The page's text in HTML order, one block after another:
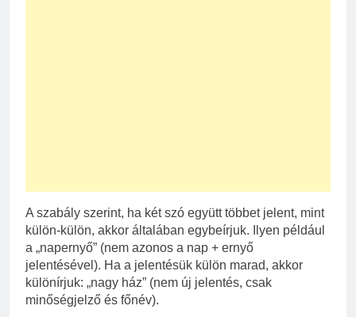
A szabály szerint, ha két szó együtt többet jelent, mint
külön-külön, akkor általában egybeírjuk. Ilyen például
a „napernyő” (nem azonos a nap + ernyő
jelentésével). Ha a jelentésük külön marad, akkor
különírjuk: „nagy ház” (nem új jelentés, csak
minőségjelző és főnév).